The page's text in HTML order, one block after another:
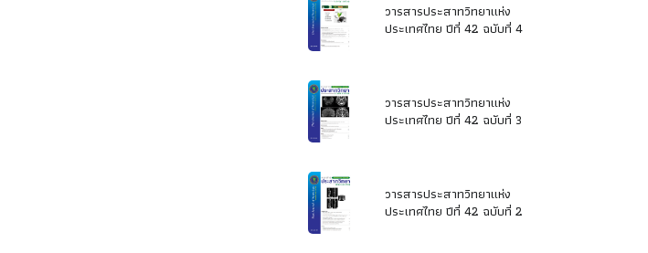
วารสารประสาทวิทยาแห่ง
ประเทศไทย ปีที่ 42 ฉบับที่ 4
วารสารประสาทวิทยาแห่ง
ประเทศไทย ปีที่ 42 ฉบับที่ 3
วารสารประสาทวิทยาแห่ง
ประเทศไทย ปีที่ 42 ฉบับที่ 2